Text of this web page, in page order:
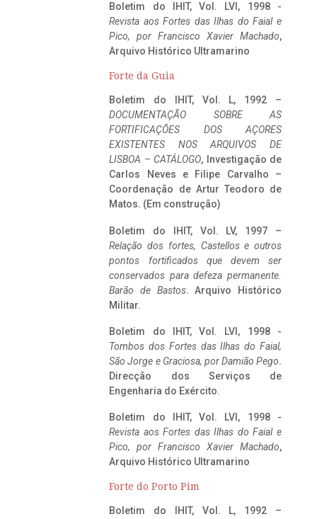
Boletim do IHIT, Vol. LVI, 1998 -
Revista aos Fortes das Ilhas do Faial e
Pico, por Francisco Xavier Machado,
Arquivo Histórico Ultramarino
Forte da Guia
Boletim do IHIT, Vol. L, 1992 –
DOCUMENTAÇÃO SOBRE AS
FORTIFICAÇÕES DOS AÇORES
EXISTENTES NOS ARQUIVOS DE
LISBOA – CATÁLOGO, Investigação de
Carlos Neves e Filipe Carvalho –
Coordenação de Artur Teodoro de
Matos. (Em construção)
Boletim do IHIT, Vol. LV, 1997 –
Relação dos fortes, Castellos e outros
pontos fortificados que devem ser
conservados para defeza permanente.
Barão de Bastos. Arquivo Histórico
Militar.
Boletim do IHIT, Vol. LVI, 1998 -
Tombos dos Fortes das Ilhas do Faial,
São Jorge e Graciosa, por Damião Pego.
Direcção dos Serviços de
Engenharia do Exército.
Boletim do IHIT, Vol. LVI, 1998 -
Revista aos Fortes das Ilhas do Faial e
Pico, por Francisco Xavier Machado,
Arquivo Histórico Ultramarino
Forte do Porto Pim
Boletim do IHIT, Vol. L, 1992 –